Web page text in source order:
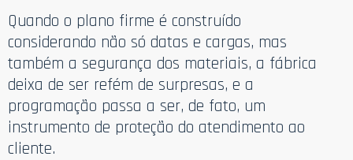
Quando o plano firme é construído
considerando não só datas e cargas, mas
também a segurança dos materiais, a fábrica
deixa de ser refém de surpresas, e a
programação passa a ser, de fato, um
instrumento de proteção do atendimento ao
cliente.